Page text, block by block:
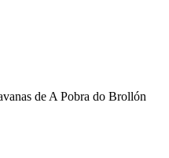
de A Pobra do Brollón